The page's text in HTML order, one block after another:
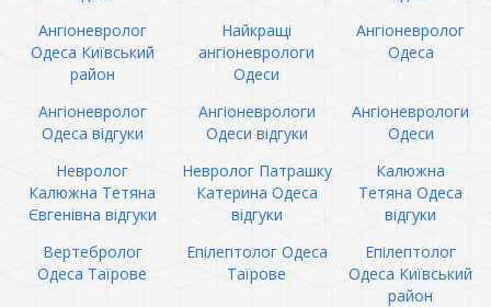
Ангіоневролог
Одеса Київський
район
Найкращі
ангіоневрологи
Одеси
Ангіоневролог
Одеса
Ангіоневролог
Одеса відгуки
Ангіоневрологи
Одеси відгуки
Ангіоневрологи
Одеси
Невролог
Калюжна Тетяна
Євгенівна відгуки
Невролог Патрашку
Катерина Одеса
відгуки
Калюжна
Тетяна Одеса
відгуки
Вертебролог
Одеса Таїрове
Епілептолог Одеса
Таїрове
Епілептолог
Одеса Київський
район